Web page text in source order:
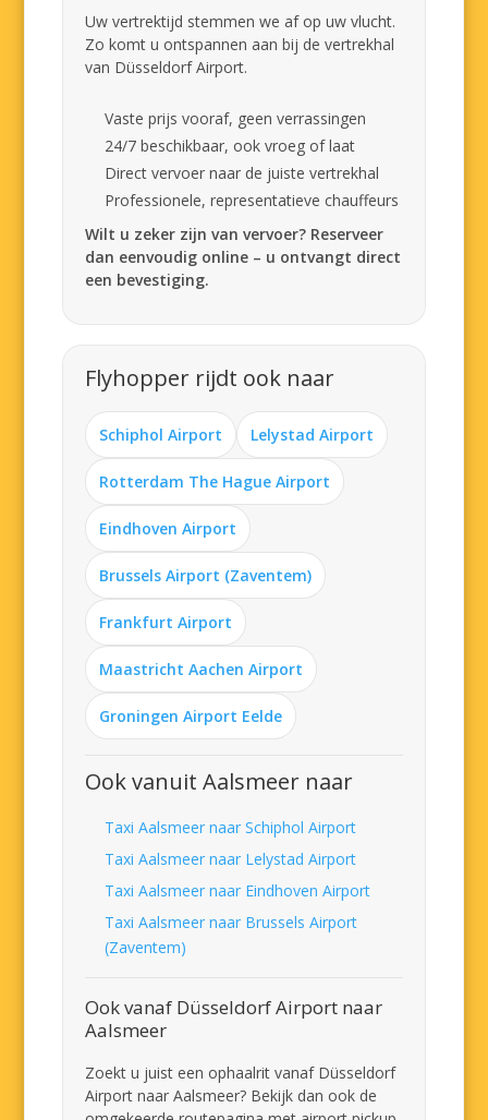
Uw vertrektijd stemmen we af op uw vlucht.
Zo komt u ontspannen aan bij de vertrekhal
van Düsseldorf Airport.
Vaste prijs vooraf, geen verrassingen
24/7 beschikbaar, ook vroeg of laat
Direct vervoer naar de juiste vertrekhal
Professionele, representatieve chauffeurs
Wilt u zeker zijn van vervoer? Reserveer
dan eenvoudig online – u ontvangt direct
een bevestiging.
Flyhopper rijdt ook naar
Schiphol Airport Lelystad Airport
Rotterdam The Hague Airport
Eindhoven Airport
Brussels Airport (Zaventem)
Frankfurt Airport
Maastricht Aachen Airport
Groningen Airport Eelde
Ook vanuit Aalsmeer naar
Taxi Aalsmeer naar Schiphol Airport
Taxi Aalsmeer naar Lelystad Airport
Taxi Aalsmeer naar Eindhoven Airport
Taxi Aalsmeer naar Brussels Airport
(Zaventem)
Ook vanaf Düsseldorf Airport naar
Aalsmeer
Zoekt u juist een ophaalrit vanaf Düsseldorf
Airport naar Aalsmeer? Bekijk dan ook de